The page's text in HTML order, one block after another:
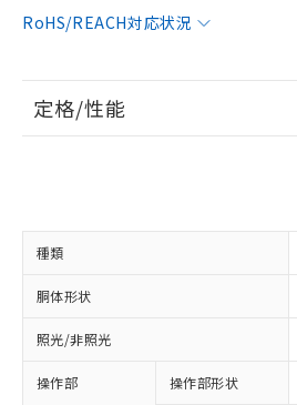
RoHS/REACH対応状況
定格/性能
種類
胴体形状
照光/非照光
操作部 操作部形状